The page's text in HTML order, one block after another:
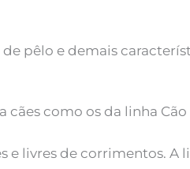
pêlo e demais
como os da linha Cão
e livres de corrimentos. A